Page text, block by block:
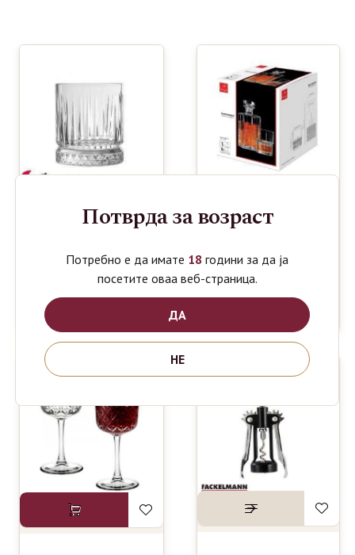
PASABAHCHE720 ден
ROCCO
BARTENDER
whiskey
1890
Потврда за возраст
Потребно е да имате 18 години за да ја
посетите оваа веб-страница.
ДА
НЕ